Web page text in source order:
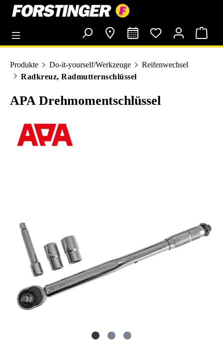
springen
Produkte Do-it-yourself/Werkzeuge
Reifenwechsel
Radkreuz, Radmutternschlüssel
APA Drehmomentschlüssel